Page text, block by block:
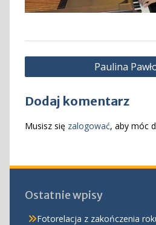
Nawigacja
wpisu
Paulina
Dodaj komentarz
Musisz się zalogować, aby móc
Ostatnie wpisy
Fotorelacja z zakończenia